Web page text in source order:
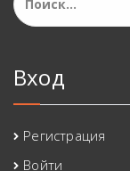
Вход
Регистрация
Войти